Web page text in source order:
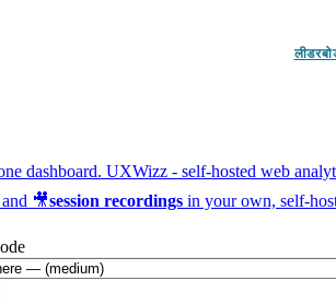
dashboard. UXWizz - self-hosted web
and 🎥session recordings in your own, self-